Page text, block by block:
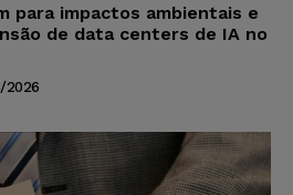
para impactos ambientais e
de data centers de IA no
2026